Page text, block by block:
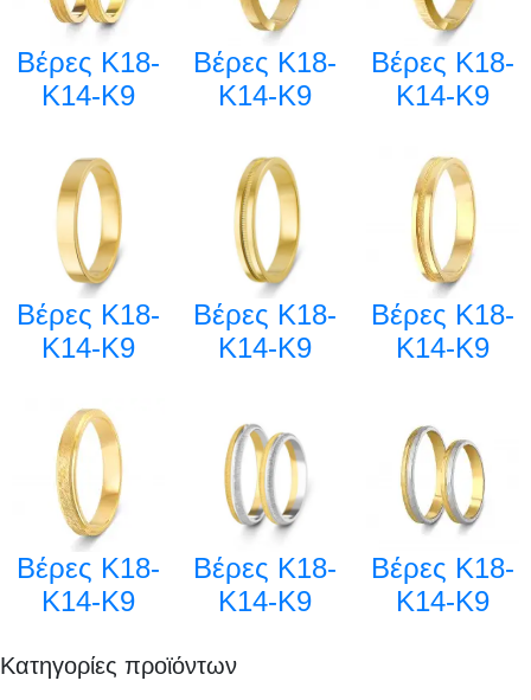
Βέρες Κ18-
Κ14-Κ9
Βέρες Κ18-
Κ14-Κ9
Βέρες Κ18-
Κ14-Κ9
Βέρες Κ18-
Κ14-Κ9
Βέρες Κ18-
Κ14-Κ9
Βέρες Κ18-
Κ14-Κ9
Βέρες Κ18-
Κ14-Κ9
Βέρες Κ18-
Κ14-Κ9
Βέρες Κ18-
Κ14-Κ9
Κατηγορίες προϊόντων